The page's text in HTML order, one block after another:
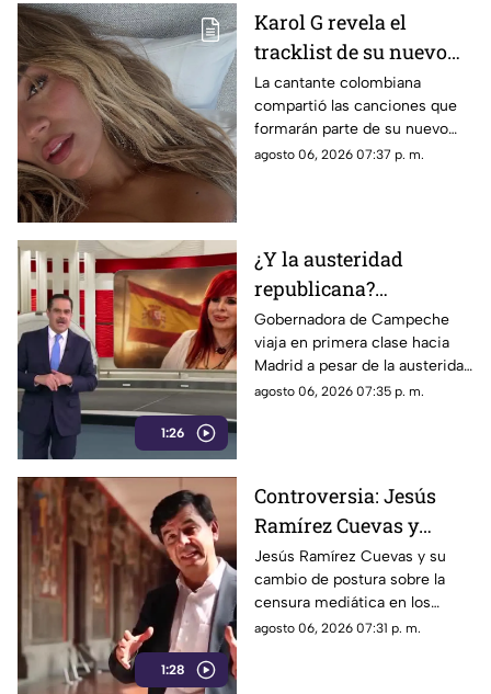
Karol G revela el
tracklist de su nuevo
álbum antes de su
lanzamiento; esta es la
lista completa
La cantante colombiana
compartió las canciones que
formarán parte de su nuevo
material de estudio,
agosto 06, 2026 07:37 p. m.
1:26
¿Y la austeridad
republicana?
Gobernadora Layda
Sansores viaja en
primera clase hacia
Madrid
Gobernadora de Campeche
viaja en primera clase hacia
Madrid a pesar de la austeridad
republicana.
agosto 06, 2026 07:35 p. m.
1:28
Controversia: Jesús
Ramírez Cuevas y
Censura a los Medios
de Comunicación
Jesús Ramírez Cuevas y su
cambio de postura sobre la
censura mediática en los
medios de comunicación.
agosto 06, 2026 07:31 p. m.